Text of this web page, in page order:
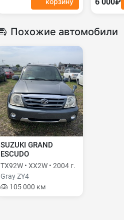
Похожие автомобили
SUZUKI GRAND
ESCUDO
TX92W • XX2W • 2004 г.
Gray ZY4
105 000 км